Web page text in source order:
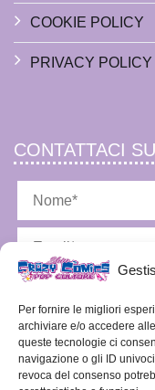
Per fornire le migliori
archiviare e/o accedere
queste tecnologie ci
navigazione o gli ID
revoca del consenso
COOKIE POLICY
PRIVACY POLICY
CONTATTACI
Ho letto l'informativa
vostro archivio secondo
dati personali n. 679/2016,